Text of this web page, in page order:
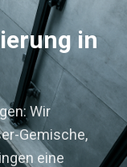
in
Wir
Gemische,
eine